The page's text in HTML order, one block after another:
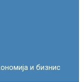
и бизнис